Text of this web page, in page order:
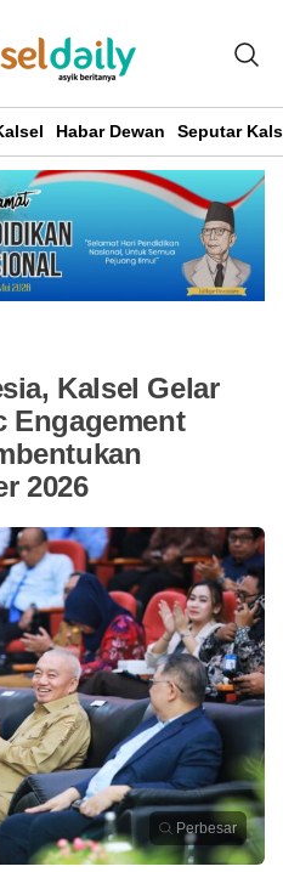
Habar Dewan Seputar
Kalsel Gelar
Engagement
2026
Perbesar